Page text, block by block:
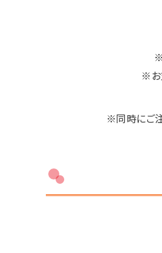
※お
※同時にご